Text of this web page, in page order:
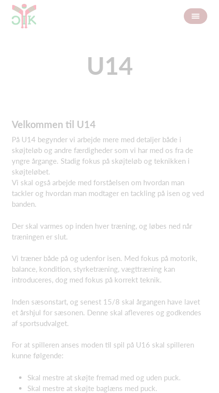
U14
Velkommen til U14
På U14 begynder vi arbejde mere med detaljer både i
skøjteløb og andre færdigheder som vi har med os fra de
yngre årgange. Stadig fokus på skøjteløb og teknikken i
skøjteløbet.
Vi skal også arbejde med forståelsen om hvordan man
tackler og hvordan man modtager en tackling på isen og ved
banden.
Der skal varmes op inden hver træning, og løbes ned når
træningen er slut.
Vi træner både på og udenfor isen. Med fokus på motorik,
balance, kondition, styrketræning, vægttræning kan
introduceres, dog med fokus på korrekt teknik.
Inden sæsonstart, og senest 15/8 skal årgangen have lavet
et årshjul for sæsonen. Denne skal afleveres og godkendes
af sportsudvalget.
For at spilleren anses moden til spil på U16 skal spilleren
kunne følgende:
Skal mestre at skøjte fremad med og uden puck.
Skal mestre at skøjte baglæns med puck.